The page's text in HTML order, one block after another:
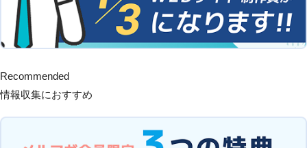
Recommended
情報収集におすすめ